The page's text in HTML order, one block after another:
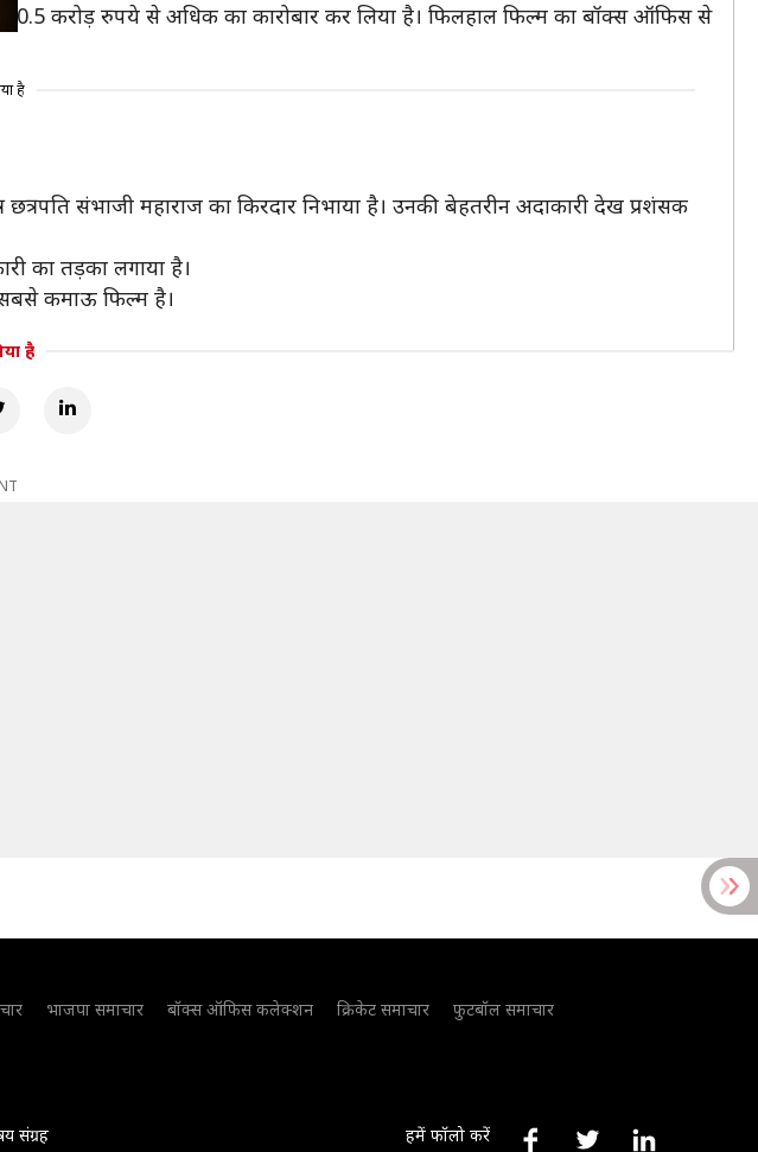
करोड़ रुपये से अधिक का कारोबार कर लिया है। फिलहाल फिल्म का बॉक्स ऑफिस से
है
संभाजी महाराज का किरदार निभाया है। उनकी बेहतरीन अदाकारी देख प्रशंसक
का तड़का लगाया है।
कमाऊ फिल्म है।
है
भाजपा समाचार बॉक्स ऑफिस कलेक्शन क्रिकेट समाचार
फुटबॉल समाचार
संग्रह हमें फॉलो करें